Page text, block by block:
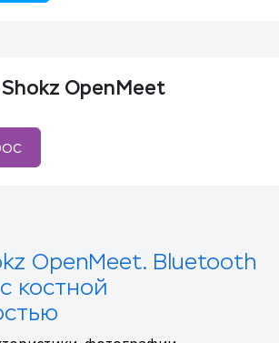
OpenMeet
OpenMeet. Bluetooth
костной